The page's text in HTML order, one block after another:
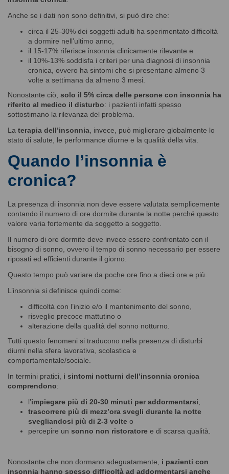
Anche se i dati non sono definitivi, si può dire che:
circa il 25-30% dei soggetti adulti ha sperimentato difficoltà
a dormire nell’ultimo anno,
il 15-17% riferisce insonnia clinicamente rilevante e
il 10%-13% soddisfa i criteri per una diagnosi di insonnia
cronica, ovvero ha sintomi che si presentano almeno 3
volte a settimana da almeno 3 mesi.
Nonostante ciò, solo il 5% circa delle persone con insonnia ha
riferito al medico il disturbo: i pazienti infatti spesso
sottostimano la rilevanza del problema.
La terapia dell’insonnia , invece, può migliorare globalmente lo
stato di salute, le performance diurne e la qualità della vita.
Quando l’insonnia è
cronica?
La presenza di insonnia non deve essere valutata semplicemente
contando il numero di ore dormite durante la notte perché questo
valore varia fortemente da soggetto a soggetto.
Il numero di ore dormite deve invece essere confrontato con il
bisogno di sonno, ovvero il tempo di sonno necessario per essere
riposati ed efficienti durante il giorno.
Questo tempo può variare da poche ore fino a dieci ore e più.
L’insonnia si definisce quindi come:
difficoltà con l’inizio e/o il mantenimento del sonno,
risveglio precoce mattutino o
alterazione della qualità del sonno notturno.
Tutti questo fenomeni si traducono nella presenza di disturbi
diurni nella sfera lavorativa, scolastica e
comportamentale/sociale.
In termini pratici, i sintomi notturni dell’insonnia cronica
comprendono:
l’impiegare più di 20-30 minuti per addormentarsi
trascorrere più di mezz’ora svegli durante la notte
svegliandosi più di 2-3 volte o
percepire un sonno non ristoratore e di scarsa qualità.
Nonostante che non dormano adeguatamente, i pazienti con
insonnia hanno spesso difficoltà ad addormentarsi anche